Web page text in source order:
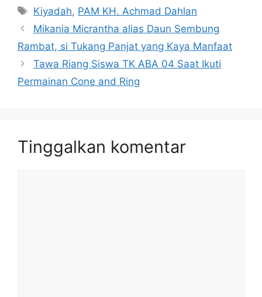
Tag
Kiyadah, PAM KH. Achmad Dahlan
Mikania Micrantha alias Daun Sembung
Rambat, si Tukang Panjat yang Kaya Manfaat
Tawa Riang Siswa TK ABA 04 Saat Ikuti
Permainan Cone and Ring
Tinggalkan komentar